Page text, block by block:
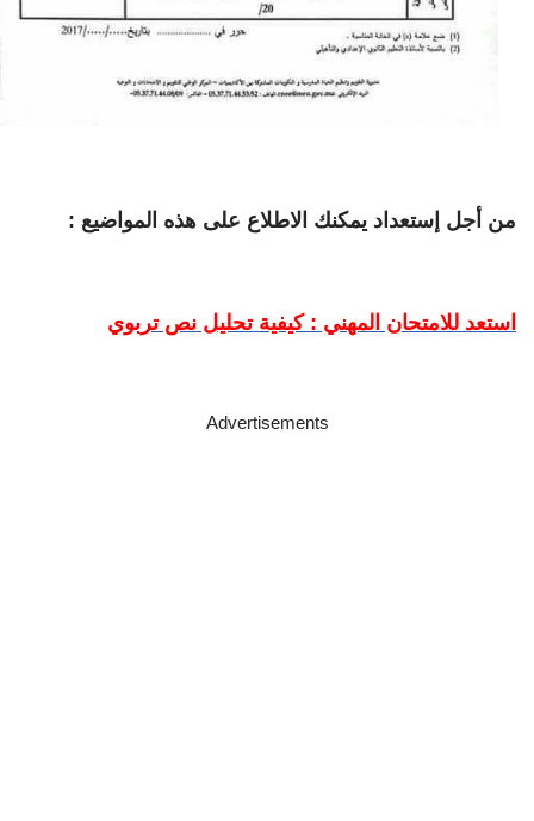
من أجل إستعداد يمكنك الاطلاع على هذه المواضيع :
استعد للامتحان المهني : كيفية تحليل نص تربوي
Advertisements